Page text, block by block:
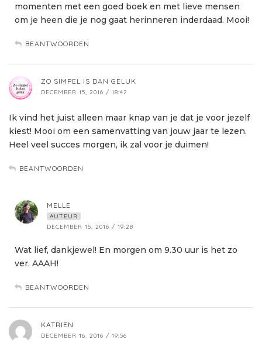
momenten met een goed boek en met lieve mensen
om je heen die je nog gaat herinneren inderdaad. Mooi!
BEANTWOORDEN
ZO SIMPEL IS DAN GELUK
DECEMBER 15, 2016 / 18:42
Ik vind het juist alleen maar knap van je dat je voor jezelf
kiest! Mooi om een samenvatting van jouw jaar te lezen.
Heel veel succes morgen, ik zal voor je duimen!
BEANTWOORDEN
MELLE
AUTEUR
DECEMBER 15, 2016 / 19:28
Wat lief, dankjewel! En morgen om 9.30 uur is het zo
ver. AAAH!
BEANTWOORDEN
KATRIEN
DECEMBER 16, 2016 / 19:56